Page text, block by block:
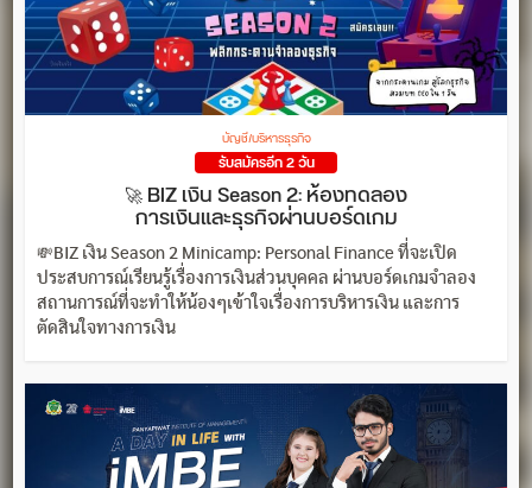
บัญชี/บริหารธุรกิจ
รับสมัครอีก 2 วัน
🚀 BIZ เงิน Season 2: ห้องทดลอง
การเงินและธุรกิจผ่านบอร์ดเกม
💸BIZ เงิน Season 2 Minicamp: Personal Finance ที่จะเปิด
ประสบการณ์เรียนรู้เรื่องการเงินส่วนบุคคล ผ่านบอร์ดเกมจำลอง
สถานการณ์ที่จะทำให้น้องๆเข้าใจเรื่องการบริหารเงิน และการ
ตัดสินใจทางการเงิน